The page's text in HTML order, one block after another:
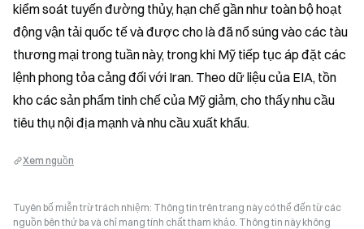
kiểm soát tuyến đường thủy, hạn chế gần như toàn bộ hoạt
động vận tải quốc tế và được cho là đã nổ súng vào các tàu
thương mại trong tuần này, trong khi Mỹ tiếp tục áp đặt các
lệnh phong tỏa cảng đối với Iran. Theo dữ liệu của EIA, tồn
kho các sản phẩm tinh chế của Mỹ giảm, cho thấy nhu cầu
tiêu thụ nội địa mạnh và nhu cầu xuất khẩu.
Xem nguồn
Tuyên bố miễn trừ trách nhiệm: Thông tin trên trang này có thể đến từ các
nguồn bên thứ ba và chỉ mang tính chất tham khảo. Thông tin này không